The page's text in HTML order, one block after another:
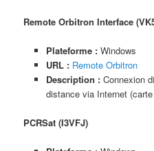
Remote Orbitron Interface
Plateforme : Windows
URL : Remote Orbitron
Description : Connexion
distance via Internet
PCRSat (I3VFJ)